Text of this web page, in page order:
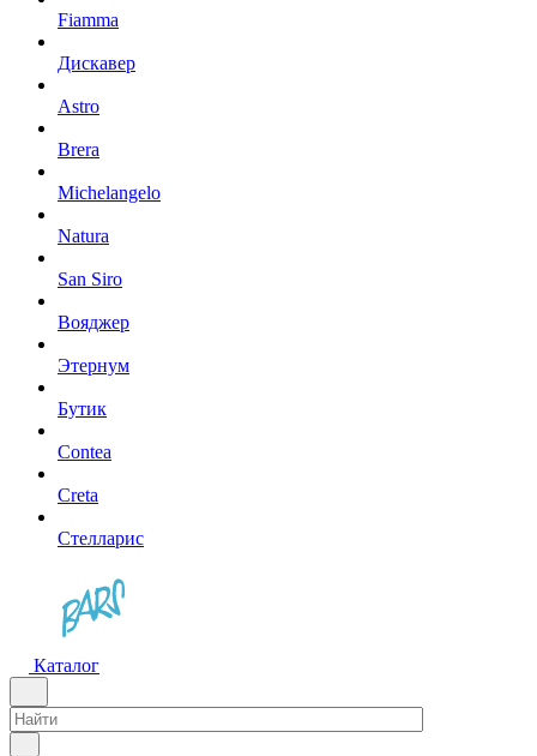
Fiamma
Дискавер
Astro
Brera
Michelangelo
Natura
San Siro
Вояджер
Этернум
Бутик
Contea
Creta
Стелларис
Каталог